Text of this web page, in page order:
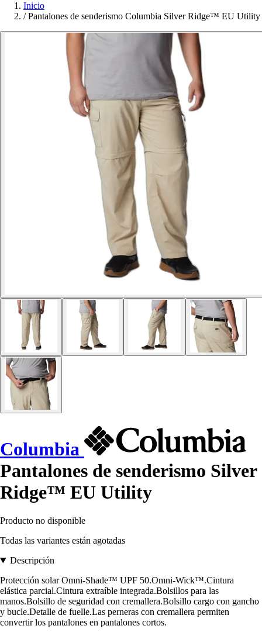
Inicio
/ Pantalones de senderismo Columbia Silver Ridge™ EU Utility
Columbia
Pantalones de senderismo Silver
Ridge™ EU Utility
Producto no disponible
Todas las variantes están agotadas
Descripción
Protección solar Omni-Shade™ UPF 50.Omni-Wick™.Cintura
elástica parcial.Cintura extraíble integrada.Bolsillos para las
manos.Bolsillo de seguridad con cremallera.Bolsillo cargo con gancho
y bucle.Detalle de fuelle.Las perneras con cremallera permiten
convertir los pantalones en pantalones cortos.